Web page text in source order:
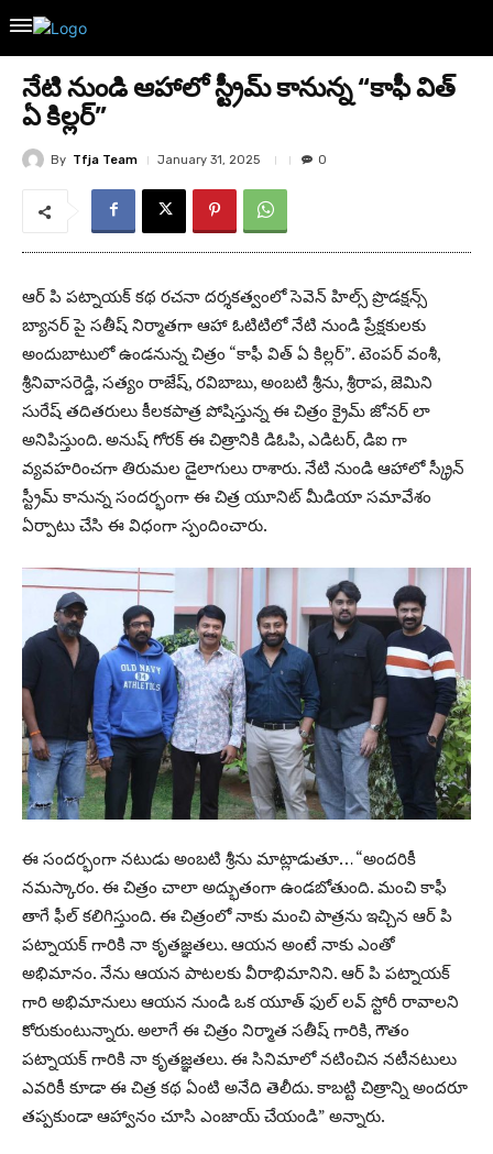
నేటి నుండి ఆహాలో స్ట్రీమ్ కానున్న “కాఫీ విత్
ఏ కిల్లర్”
By Tfja Team January 31, 2025 0
ఆర్ పి పట్నాయక్ కథ రచనా దర్శకత్వంలో సెవెన్ హిల్స్ ప్రొడక్షన్స్
బ్యానర్ పై సతీష్ నిర్మాతగా ఆహా ఓటిటిలో నేటి నుండి ప్రేక్షకులకు
అందుబాటులో ఉండనున్న చిత్రం “కాఫీ విత్ ఏ కిల్లర్”. టెంపర్ వంశీ,
శ్రీనివాసరెడ్డి, సత్యం రాజేష్, రవిబాబు, అంబటి శ్రీను, శ్రీరాప, జెమిని
సురేష్ తదితరులు కీలకపాత్ర పోషిస్తున్న ఈ చిత్రం క్రైమ్ జోనర్ లా
అనిపిస్తుంది. అనుష్ గోరక్ ఈ చిత్రానికి డిఓపి, ఎడిటర్, డిఐ గా
వ్యవహరించగా తిరుమల డైలాగులు రాశారు. నేటి నుండి ఆహాలో స్క్రీన్
స్ట్రీమ్ కానున్న సందర్భంగా ఈ చిత్ర యూనిట్ మీడియా సమావేశం
ఏర్పాటు చేసి ఈ విధంగా స్పందించారు.
ఈ సందర్భంగా నటుడు అంబటి శ్రీను మాట్లాడుతూ… “అందరికీ
నమస్కారం. ఈ చిత్రం చాలా అద్భుతంగా ఉండబోతుంది. మంచి కాఫీ
తాగే ఫీల్ కలిగిస్తుంది. ఈ చిత్రంలో నాకు మంచి పాత్రను ఇచ్చిన ఆర్ పి
పట్నాయక్ గారికి నా కృతజ్ఞతలు. ఆయన అంటే నాకు ఎంతో
అభిమానం. నేను ఆయన పాటలకు వీరాభిమానిని. ఆర్ పి పట్నాయక్
గారి అభిమానులు ఆయన నుండి ఒక యూత్ ఫుల్ లవ్ స్టోరీ రావాలని
కోరుకుంటున్నారు. అలాగే ఈ చిత్రం నిర్మాత సతీష్ గారికి, గౌతం
పట్నాయక్ గారికి నా కృతజ్ఞతలు. ఈ సినిమాలో నటించిన నటీనటులు
ఎవరికీ కూడా ఈ చిత్ర కథ ఏంటి అనేది తెలీదు. కాబట్టి చిత్రాన్ని అందరూ
తప్పకుండా ఆహ్వానం చూసి ఎంజాయ్ చేయండి” అన్నారు.